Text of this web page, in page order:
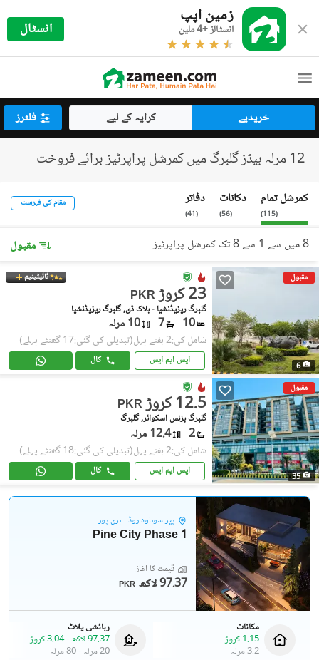
زمین اپپ
انسٹالز +4 ملین انسٹال
خریدیے کرایہ کے لیے فلٹرز
12 مرلہ بیڈز گلبرگ میں کمرشل پراپرٹیز برائے فروخت
کمرشل تمام
(
115
)
دکانات
(
56
)
دفاتر
(
41
)
مقام کی فہرست
8 میں سے 1 سے 8 تک کمرشل پراپرٹیز مقبول
مقبول
6
ٹائیٹینیم
PKR 23 کروڑ
گلبرگ ریزیڈنشیا - بلاک ڈی, گلبرگ ریزیڈنشیا
10
7 10 مرلہ
شامل کی:2 ہفتے پہل (تبدیلی کی گئی:17 گھنٹے پہلے)
ایس ایم ایس کال
مقبول
35
PKR 12.5 کروڑ
گلبرگ بزنس اسکوائر, گلبرگ
2 12.4 مرلہ
شامل کی:2 ہفتے پہل (تبدیلی کی گئی:18 گھنٹے پہلے)
ایس ایم ایس کال
پیر سوہاوہ روڈ - ہری پور
Pine City Phase 1
قیمت کا آغاز
PKR 97.37 لاکھ
مکانات
1.15 کروڑ
3.2 مرلہ
رہائشی پلاٹ
97.37 لاکھ
-3.04 کروڑ
20 مرلہ
-80 مرلہ